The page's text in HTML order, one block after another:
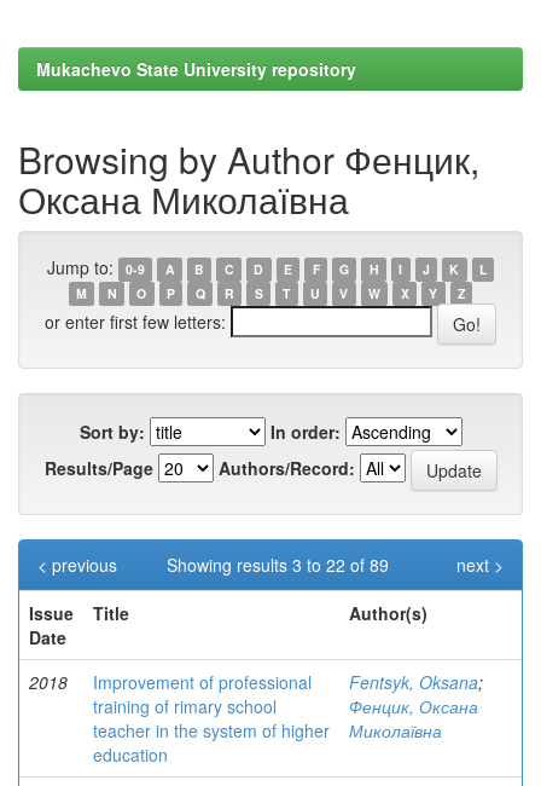
Mukachevo State University repository
Browsing by Author Фенцик,
Оксана Миколаївна
Jump to: 0-9 A B C D E F G H I J K
L
M
N O P Q R S T U V W X Y Z
or enter first few letters:
Sort by:
In order:
Results/Page
Authors/Record:
Showing results 3 to 22 of 89
< previous
next >
Issue
Date
Title Author(s)
2018
Improvement of professional
training of rimary school
teacher in the system of higher
education
Fentsyk, Oksana;
Фенцик, Оксана
Миколаївна